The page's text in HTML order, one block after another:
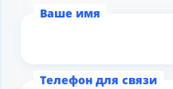
Ваше имя
Телефон для связи